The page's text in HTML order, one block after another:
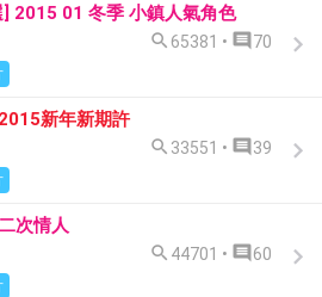
] 2015 01 冬季 小鎮人氣角色
 65381 •  70
新年新期許
 33551 •  39
次情人
 44701 •  60